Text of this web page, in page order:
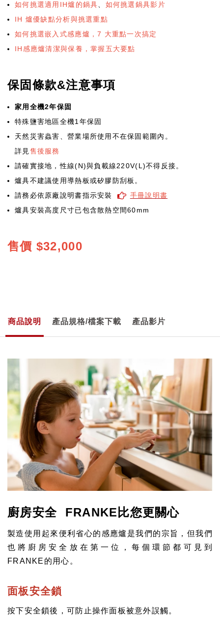
如何挑選適用IH爐的鍋具
如何挑選鍋具影片
IH 爐優缺點分析與挑選重點
如何挑選嵌入式感應爐，7 大重點一次搞定
IH感應爐清潔與保養，掌握五大要點
保固條款&注意事項
家用全機2年保固
特殊鹽害地區全機1年保固
天然災害蟲害、營業場所使用不在保固範圍內。
詳見售後服務
請確實接地，性線(N)與負載線220V(L)不得反接。
爐具不建議使用導熱板或矽膠防刮板。
請務必依原廠說明書指示安裝
手冊說明書
爐具安裝高度尺寸已包含散熱空間60mm
售價 $32,000
商品說明 產品規格/檔案下載 產品影片
廚房安全 FRANKE比您更關心
製造使用起來便利省心的感應爐是我們的宗旨，但我們
也將廚房安全放在第一位，每個環節都可見到
FRANKE的用心。
面板安全鎖
按下安全鎖後，可防止操作面板被意外誤觸。